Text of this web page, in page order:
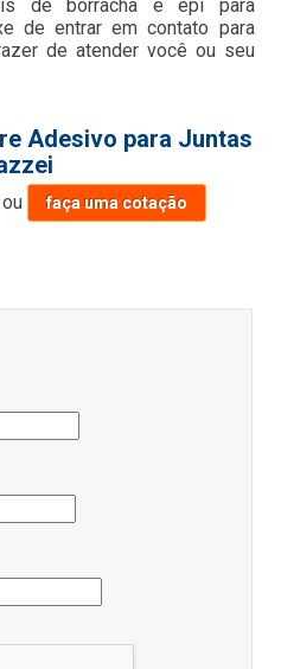
de borracha e epi para
de entrar em contato para
de atender você ou seu
Adesivo para Juntas
ou faça uma cotação